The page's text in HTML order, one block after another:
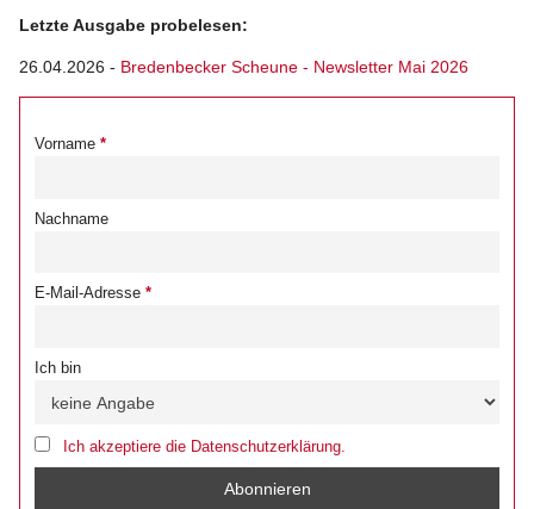
Letzte Ausgabe probelesen:
26.04.2026 - Bredenbecker Scheune - Newsletter Mai 2026
Vorname
Nachname
E-Mail-Adresse
Ich bin
Ich akzeptiere die Datenschutzerklärung.